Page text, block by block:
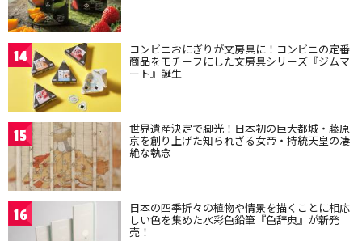
14 コンビニおにぎりが文房具に！コンビニの定番
商品をモチーフにした文房具シリーズ『ジムマ
ート』誕生
15 世界遺産決定で脚光！日本初の巨大都城・藤原
京を創り上げた知られざる女帝・持統天皇の凄
絶な執念
16 日本の四季折々の植物や情景を描くことに相応
しい色を集めた水彩色鉛筆『色辞典』が新発
売！